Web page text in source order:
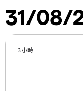
31/08/
3 小時